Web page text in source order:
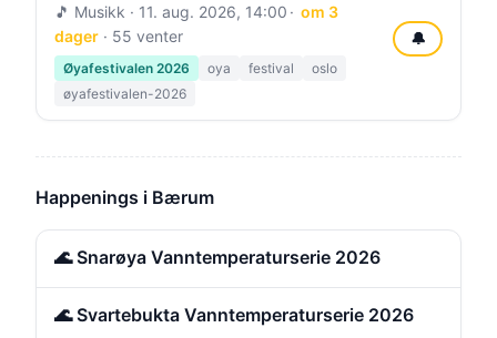
🎵 Musikk · 11. aug. 2026, 14:00
om 3
dager · 55 venter
Øyafestivalen 2026 oya festival
oslo
øyafestivalen-2026
🔔
Happenings i Bærum
🌊 Snarøya Vanntemperaturserie 2026
🌊 Svartebukta Vanntemperaturserie 2026